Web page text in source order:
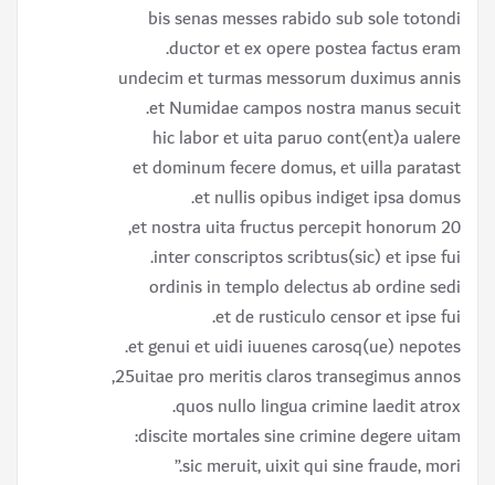
bis senas messes rabido sub sole totondi
ductor et ex opere postea factus eram.
undecim et turmas messorum duximus annis
et Numidae campos nostra manus secuit.
hic labor et uita paruo cont(ent)a ualere
et dominum fecere domus, et uilla paratast
et nullis opibus indiget ipsa domus.
20 et nostra uita fructus percepit honorum,
inter conscriptos scribtus(sic) et ipse fui.
ordinis in templo delectus ab ordine sedi
et de rusticulo censor et ipse fui.
et genui et uidi iuuenes carosq(ue) nepotes.
25uitae pro meritis claros transegimus annos,
quos nullo lingua crimine laedit atrox.
discite mortales sine crimine degere uitam:
sic meruit, uixit qui sine fraude, mori.”